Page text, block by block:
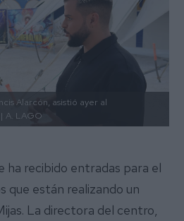
Alarcón, asistió ayer al
A. LAGO
ha recibido entradas para el
que están realizando un
La directora del centro,